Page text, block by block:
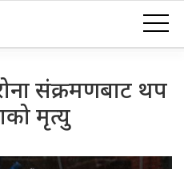
संक्रमणबाट थप
मृत्यु